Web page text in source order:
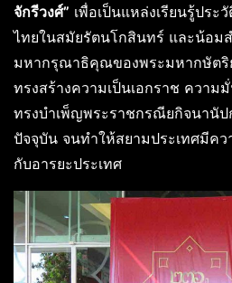
จักรีวงศ์” เพื่อเป็นแหล่งเรียนรู้ประ
ไทยในสมัยรัตนโกสินทร์ และน้อม
มหากรุณาธิคุณของพระมหากษัตริ
ทรงสร้างความเป็นเอกราช ความ
ทรงบำเพ็ญพระราชกรณียกิจนานัป
ปัจจุบัน จนทำให้สยามประเทศมีคว
กับอารยะประเทศ